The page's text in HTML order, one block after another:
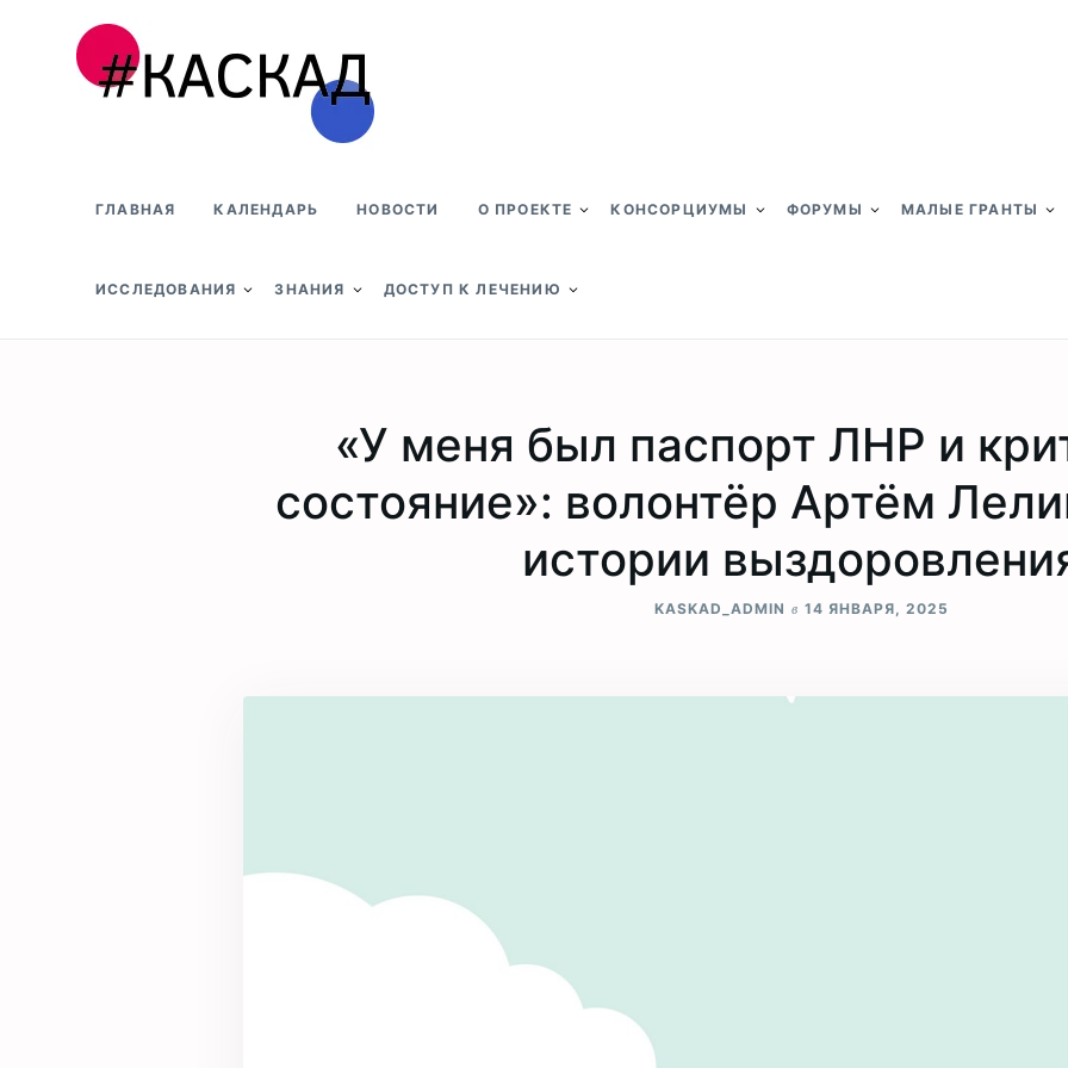
ГЛАВНАЯ КАЛЕНДАРЬ НОВОСТИ О ПРОЕКТЕ КОНСОРЦИУМЫ ФОРУМЫ МАЛЫЕ ГРАНТЫ
ИССЛЕДОВАНИЯ ЗНАНИЯ ДОСТУП К ЛЕЧЕНИЮ
«У меня был паспорт ЛНР и
состояние»: волонтёр Артём
истории
KASKAD_ADMIN в 14 ЯНВАРЯ, 2025